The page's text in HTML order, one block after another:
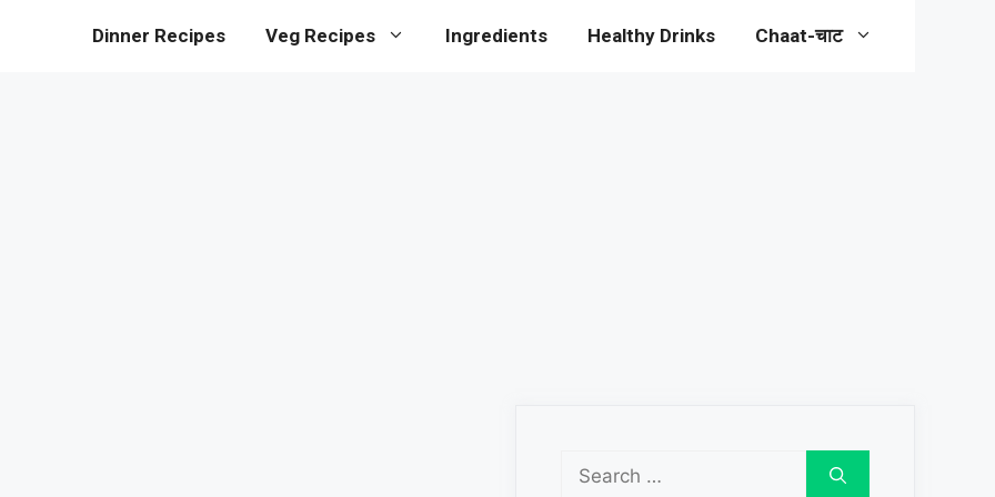
Dinner Recipes Veg Recipes Ingredients Healthy Drinks Chaat-चाट
Search
for: